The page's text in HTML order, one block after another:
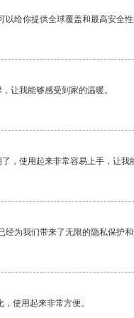
给你提供全球覆盖和最高安全性
让我能够感受到家的温暖。
，使用起来非常容易上手，让
经为我们带来了无限的隐私保护和
使用起来非常方便。